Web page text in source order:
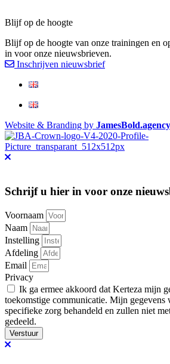
Blijf op de hoogte
Blijf op de hoogte van onze trainingen en
in voor onze nieuwsbrieven.
Inschrijven nieuwsbrief
Website & Branding by JamesBold.agency
Schrijf u hier in voor onze
Voornaam
Naam
Instelling
Afdeling
Email
Privacy
Ik ga ermee akkoord dat Kerteza mijn
toekomstige communicatie. Mijn gegevens
specifieke zorg behandeld en zullen niet
gedeeld.
Verstuur